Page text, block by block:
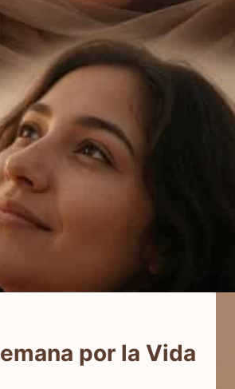
por la Vida